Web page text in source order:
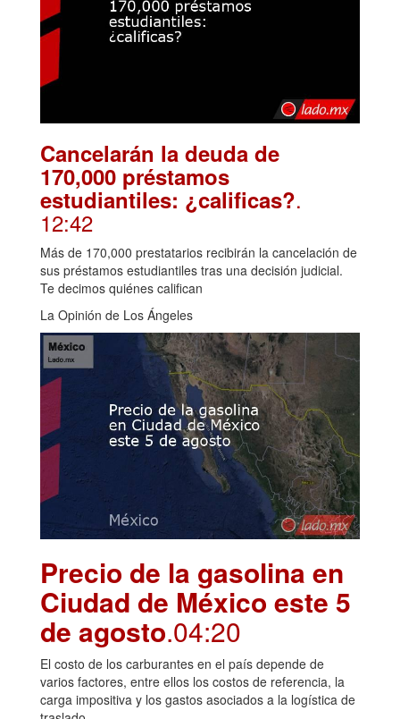
Cancelarán la deuda de
170,000 préstamos
estudiantiles: ¿calificas?.
12:42
Más de 170,000 prestatarios recibirán la cancelación de
sus préstamos estudiantiles tras una decisión judicial.
Te decimos quiénes califican
La Opinión de Los Ángeles
Precio de la gasolina en
Ciudad de México este 5
de agosto.04:20
El costo de los carburantes en el país depende de
varios factores, entre ellos los costos de referencia, la
carga impositiva y los gastos asociados a la logística de